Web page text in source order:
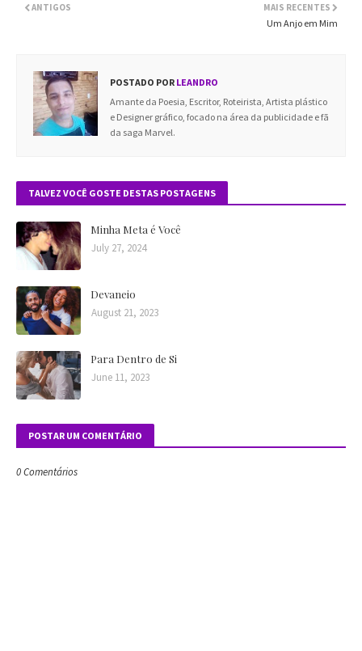
MAIS RECENTES
Um Anjo em Mim
ANTIGOS
POSTADO POR LEANDRO
Amante da Poesia, Escritor, Roteirista, Artista plástico
e Designer gráfico, focado na área da publicidade e fã
da saga Marvel.
TALVEZ VOCÊ GOSTE DESTAS POSTAGENS
Minha Meta é Você
July 27, 2024
Devaneio
August 21, 2023
Para Dentro de Si
June 11, 2023
POSTAR UM COMENTÁRIO
0 Comentários